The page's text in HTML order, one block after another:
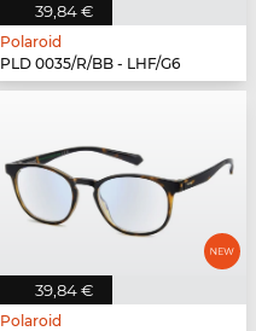
39,84 €
Polaroid
PLD 0035/R/BB - LHF/G6
39,84 €
Polaroid